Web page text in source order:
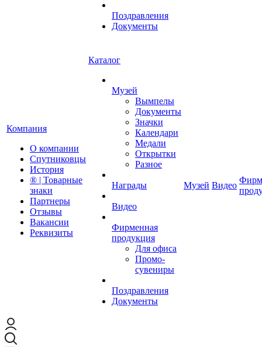
Поздравления
Документы
Компания
О компании
Спутниковцы
История
® | Товарные
знаки
Партнеры
Отзывы
Вакансии
Реквизиты
Каталог
Музей
Вымпелы
Документы
Значки
Календари
Медали
Открытки
Разное
Награды
Видео
Фирменная
продукция
Для офиса
Промо-
сувениры
Поздравления
Документы
Музей Видео